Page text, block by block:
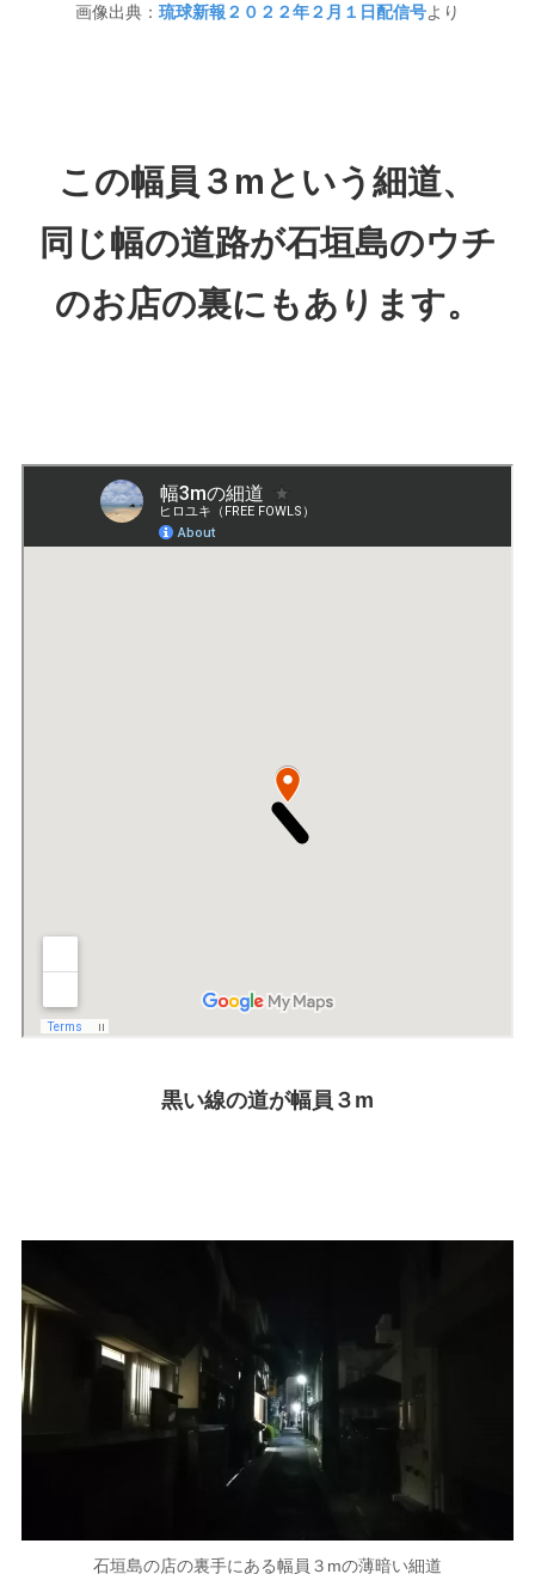
画像出典： 琉球新報２０２２年２月１日配信号より
この幅員３mという細道、
同じ幅の道路が石垣島のウチ
のお店の裏にもあります。
黒い線の道が幅員３m
石垣島の店の裏手にある幅員３mの薄暗い細道